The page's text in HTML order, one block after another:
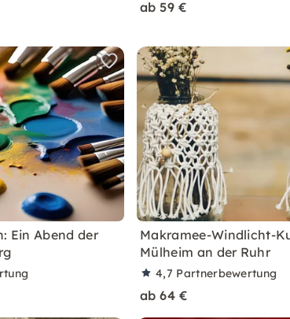
ab 59 €
Ein Abend der
Makramee-Windlicht-
Mülheim an der Ruhr
4,7 Partnerbewertung
ab 64 €